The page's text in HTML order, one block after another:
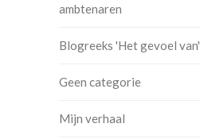
ambtenaren
Blogreeks 'Het gevoel van'
Geen categorie
Mijn verhaal